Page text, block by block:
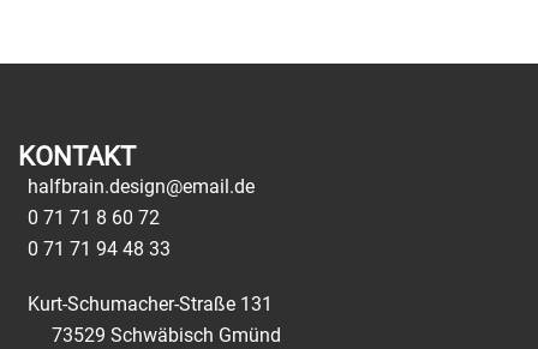
KONTAKT
halfbrain.design@email.de
0 71 71 8 60 72
0 71 71 94 48 33
Kurt-Schumacher-Straße 131
73529 Schwäbisch Gmünd